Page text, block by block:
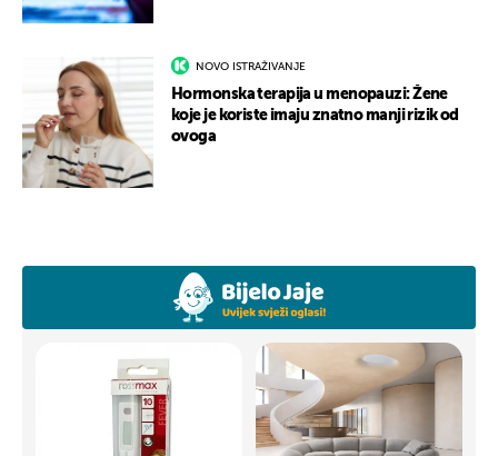
NOVO ISTRAŽIVANJE
Hormonska terapija u menopauzi: Žene
koje je koriste imaju znatno manji rizik od
ovoga